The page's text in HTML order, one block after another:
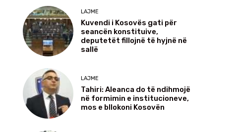
LAJME
Kuvendi i Kosovës gati për
seancën konstituive,
deputetët fillojnë të hyjnë në
sallë
LAJME
Tahiri: Aleanca do të ndihmojë
në formimin e institucioneve,
mos e bllokoni Kosovën